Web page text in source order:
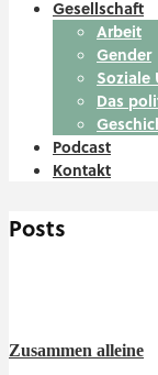
Gesellschaft
Arbeit
Gender
Soziale
Das
Podcast
Kontakt
Posts
Zusammen alleine